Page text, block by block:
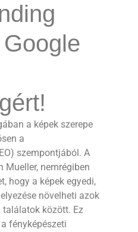
a képek szerepe
a
szempontjából. A
Mueller, nemrégiben
hogy a képek egyedi,
növelheti azok
találatok között. Ez
fényképészeti